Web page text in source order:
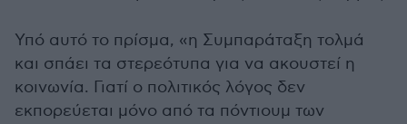
Υπό αυτό το πρίσμα, «η Συμπαράταξη τολμά
και σπάει τα στερεότυπα για να ακουστεί η
κοινωνία. Γιατί ο πολιτικός λόγος δεν
εκπορεύεται μόνο από τα πόντιουμ των